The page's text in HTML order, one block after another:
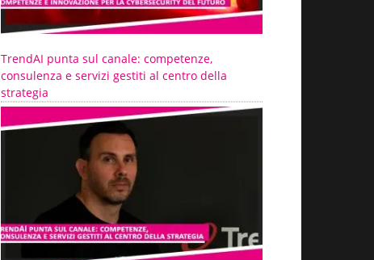
TrendAI punta sul canale: competenze,
consulenza e servizi gestiti al centro della
strategia